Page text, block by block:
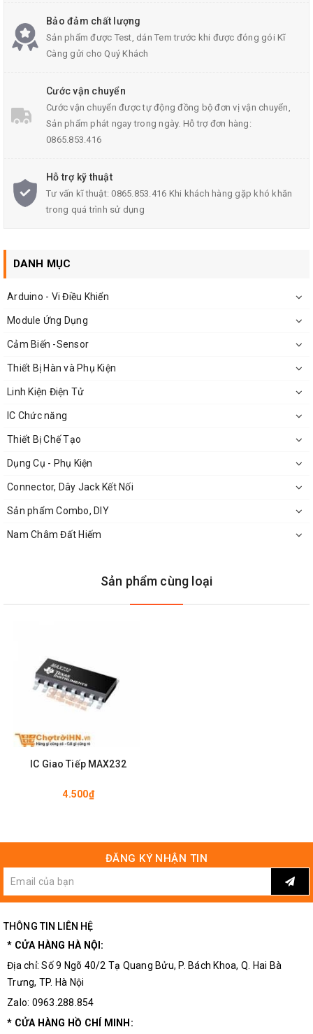
Thông Số Kỹ Thuật
Điện áp chân đầu vào: -0.5V to 5.5V
Dải nhiệt độ chịu được: -40C to 125C
Dòng điện tiêu thụ chờ: 200uA
Tần số cắt xung: 12Mhz
Chế Độ Bảo Hành Của Linh Kiện Điện
Tử 3M
Tất cả các sản phẩm mà khách hàng có
vấn đề về chất lượng hoặc cách sử
dụng hãy liên hệ trực tiếp đến trung tâm
Bảo đảm chất lượng
Sản phẩm được Test, dán Tem trước khi được đóng gói Kĩ
Càng gửi cho Quý Khách
Cước vận chuyển
Cước vận chuyển được tự động đồng bộ đơn vị vận chuyển,
Sản phẩm phát ngay trong ngày. Hỗ trợ đơn hàng:
0865.853.416
Hỗ trợ kỹ thuật
Tư vấn kĩ thuật: 0865.853.416 Khi khách hàng gặp khó khăn
trong quá trình sử dụng
DANH MỤC
Arduino - Vi Điều Khiển
Module Ứng Dụng
Cảm Biến -Sensor
Thiết Bị Hàn và Phụ Kiện
Linh Kiện Điện Tử
IC Chức năng
Thiết Bị Chế Tạo
Dụng Cụ - Phụ Kiện
Connector, Dây Jack Kết Nối
Sản phẩm Combo, DIY
Nam Châm Đất Hiếm
Sản phẩm cùng loại
IC Giao Tiếp MAX232
4.500₫
ĐĂNG KÝ NHẬN TIN
THÔNG TIN LIÊN HỆ
* CỬA HÀNG HÀ NỘI:
Địa chỉ: Số 9 Ngõ 40/2 Tạ Quang Bửu, P. Bách Khoa, Q. Hai Bà
Trưng, TP. Hà Nội
Zalo: 0963.288.854
* CỬA HÀNG HỒ CHÍ MINH: